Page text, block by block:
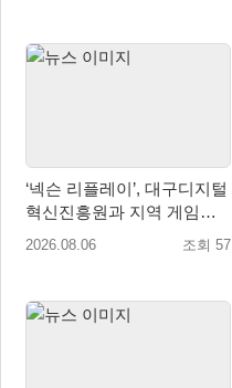
‘넥슨 리플레이’, 대구디지털
혁신진흥원과 지역 게임산
업 육성 위한 업무협약 체결
2026.08.06 조회 57